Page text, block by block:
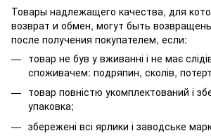
Товары надлежащего качества, для
возврат и обмен, могут быть
после получения покупателем, если:
товар не був у вживанні і не має
споживачем: подряпин, сколів,
товар повністю укомплектований і
упаковка;
збережені всі ярлики і заводське